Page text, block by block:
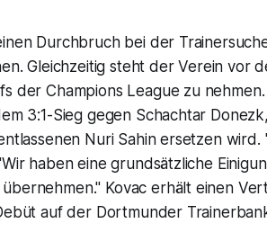
Durchbruch bei der
Gleichzeitig steht der Verein vor
der Champions League zu
3:1-Sieg gegen Schachtar
Nuri Sahin ersetzen wird.
haben eine grundsätzliche
Kovac erhält einen
auf der Dortmunder